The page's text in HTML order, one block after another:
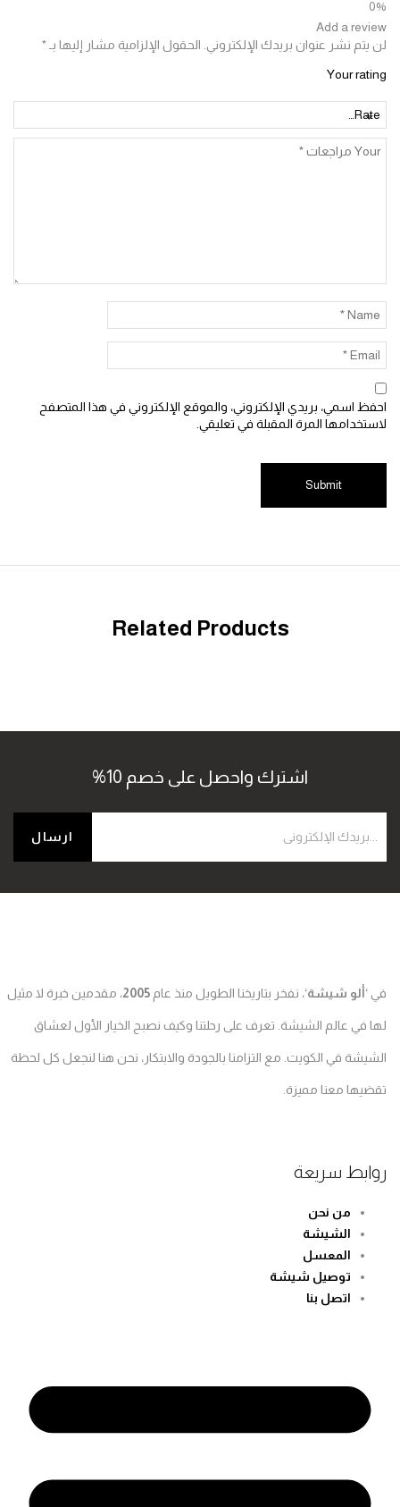
Add a
نشر عنوان بريدك الإلكتروني. الحقول الإلزامية مشار إليها بـ*
Your
اسمي، بريدي الإلكتروني، والموقع الإلكتروني في هذا المتصفح
المرة المقبلة في تعليقي.
Related Products
اشترك واحصل على خصم 10%
ألو شيشة‘، نفخر بتاريخنا الطويل منذ عام2005 ، مقدمين خبرة لا مثيل
في عالم الشيشة. تعرف على رحلتنا وكيف نصبح الخيار الأول لعشاق
في الكويت. مع التزامنا بالجودة والابتكار، نحن هنا لنجعل كل لحظة
معنا مميزة.
سريعة
من نحن
الشيشة
المعسل
توصيل شيشة
اتصل بنا